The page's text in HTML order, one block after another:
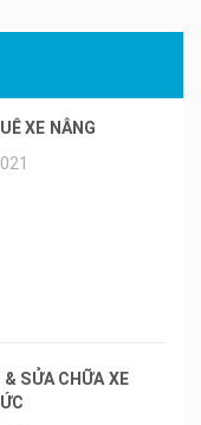
XE NÂNG
& SỬA CHỮA XE